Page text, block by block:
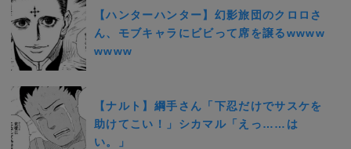
【ハンターハンター】幻影旅団のクロロさ
ん、モブキャラにビビって席を譲るwwww
wwww
【ナルト】綱手さん「下忍だけでサスケを
助けてこい！」シカマル「えっ……は
い。」